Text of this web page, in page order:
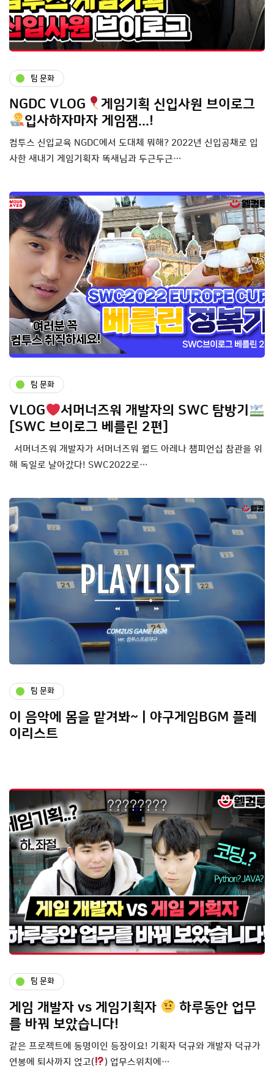
팀 문화
NGDC VLOG
게임기획 신입사원 브이로그
입사하자마자 게임잼...!
컴투스 신입교육 NGDC에서 도대체 뭐해? 2022년 신입공채로 입
사한 새내기 게임기획자 똑새님과 두근두근…
팀 문화
VLOG
서머너즈워 개발자의 SWC 탐방기
[SWC 브이로그 베를린 2편]
서머너즈워 개발자가 서머너즈워 월드 아레나 챔피언십 참관을 위
해 독일로 날아갔다! SWC2022로…
팀 문화
이 음악에 몸을 맡겨봐~ | 야구게임BGM 플레
이리스트
팀 문화
게임 개발자 vs 게임기획자
하루동안 업무
를 바꿔 보았습니다!
같은 프로젝트에 동명이인 등장이요! 기획자 덕규와 개발자 덕규가
연봉에 퇴사까지 얹고(
) 업무스위치에…